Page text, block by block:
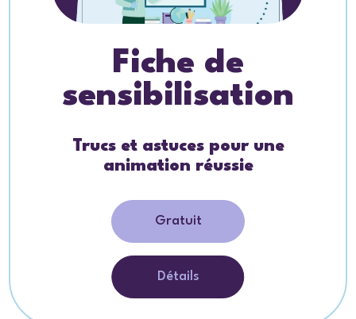
Fiche de
sensibilisation
Trucs et astuces pour une
animation réussie
Gratuit
Détails